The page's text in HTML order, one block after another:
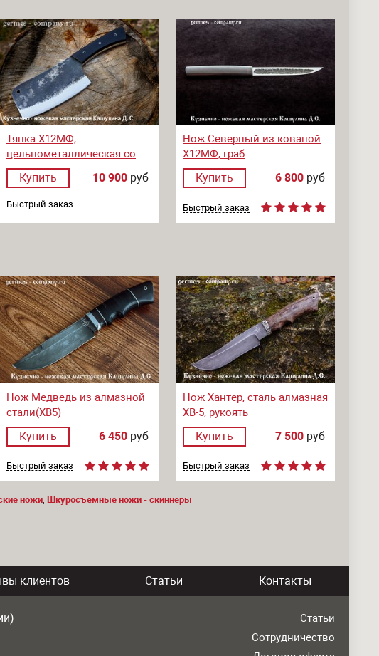
Тяпка Х12МФ,
цельнометаллическая со
следами ковки, микарта
Купить 10 900 руб
Быстрый заказ
Нож Северный из кованой
Х12МФ, граб
Купить 6 800 руб
Быстрый заказ
Нож Медведь из алмазной
стали(ХВ5)
Купить 6 450 руб
Быстрый заказ
Нож Хантер, сталь алмазная
ХВ-5, рукоять
стабилизированная
карельская береза
Купить 7 500 руб
Быстрый заказ
ножи Шкуросъемные ножи - скиннеры
клиентов Статьи Контакты
Статьи
Сотрудничество